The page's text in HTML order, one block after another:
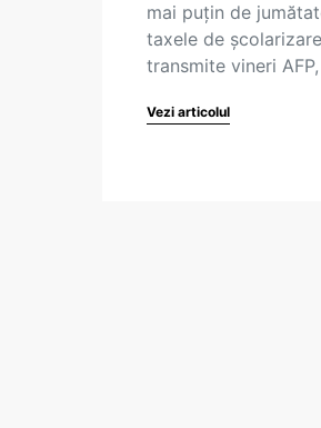
mai puţin de
taxele de
transmite vineri
Vezi articolul